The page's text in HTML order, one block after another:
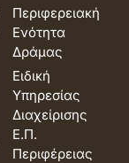
Περιφερειακή
Ενότητα
Δράμας
Ειδική
Υπηρεσίας
Διαχείρισης
Ε.Π.
Περιφέρειας